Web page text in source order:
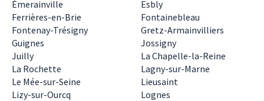
Émerainville
Esbly
Ferrières-en-Brie
Fontainebleau
Fontenay-Trésigny
Gretz-Armainvilliers
Guignes
Jossigny
Juilly
La Chapelle-la-Reine
La Rochette
Lagny-sur-Marne
Le Mée-sur-Seine
Lieusaint
Lizy-sur-Ourcq
Lognes